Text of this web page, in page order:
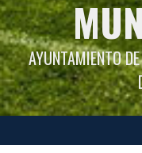
AYUNTAMIENTO